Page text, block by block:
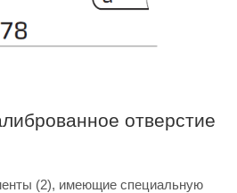
отверстие
(2), имеющие специальную